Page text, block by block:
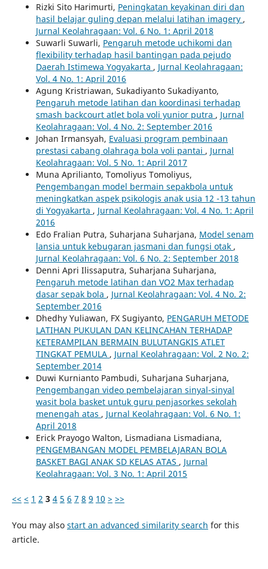
Rizki Sito Harimurti, Peningkatan keyakinan diri dan
hasil belajar guling depan melalui latihan imagery ,
Jurnal Keolahragaan: Vol. 6 No. 1: April 2018
Suwarli Suwarli, Pengaruh metode uchikomi dan
flexibility terhadap hasil bantingan pada pejudo
Daerah Istimewa Yogyakarta , Jurnal Keolahragaan:
Vol. 4 No. 1: April 2016
Agung Kristriawan, Sukadiyanto Sukadiyanto,
Pengaruh metode latihan dan koordinasi terhadap
smash backcourt atlet bola voli yunior putra , Jurnal
Keolahragaan: Vol. 4 No. 2: September 2016
Johan Irmansyah, Evaluasi program pembinaan
prestasi cabang olahraga bola voli pantai , Jurnal
Keolahragaan: Vol. 5 No. 1: April 2017
Muna Aprilianto, Tomoliyus Tomoliyus,
Pengembangan model bermain sepakbola untuk
meningkatkan aspek psikologis anak usia 12 -13 tahun
di Yogyakarta , Jurnal Keolahragaan: Vol. 4 No. 1: April
2016
Edo Fralian Putra, Suharjana Suharjana, Model senam
lansia untuk kebugaran jasmani dan fungsi otak ,
Jurnal Keolahragaan: Vol. 6 No. 2: September 2018
Denni Apri Ilissaputra, Suharjana Suharjana,
Pengaruh metode latihan dan VO2 Max terhadap
dasar sepak bola , Jurnal Keolahragaan: Vol. 4 No. 2:
September 2016
Dhedhy Yuliawan, FX Sugiyanto, PENGARUH METODE
LATIHAN PUKULAN DAN KELINCAHAN TERHADAP
KETERAMPILAN BERMAIN BULUTANGKIS ATLET
TINGKAT PEMULA , Jurnal Keolahragaan: Vol. 2 No. 2:
September 2014
Duwi Kurnianto Pambudi, Suharjana Suharjana,
Pengembangan video pembelajaran sinyal-sinyal
wasit bola basket untuk guru penjasorkes sekolah
menengah atas , Jurnal Keolahragaan: Vol. 6 No. 1:
April 2018
Erick Prayogo Walton, Lismadiana Lismadiana,
PENGEMBANGAN MODEL PEMBELAJARAN BOLA
BASKET BAGI ANAK SD KELAS ATAS , Jurnal
Keolahragaan: Vol. 3 No. 1: April 2015
<< < 1 2 3 4 5 6 7 8 9 10 > >>
You may also start an advanced similarity search for this
article.